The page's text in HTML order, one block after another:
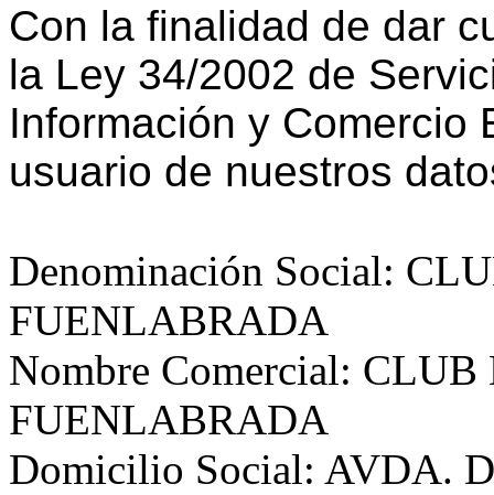
Con la finalidad de dar
la Ley 34/2002 de
Información y Comercio
usuario de nuestros
Denominación Social:
FUENLABRADA
Nombre Comercial:
FUENLABRADA
Domicilio Social: AVDA.